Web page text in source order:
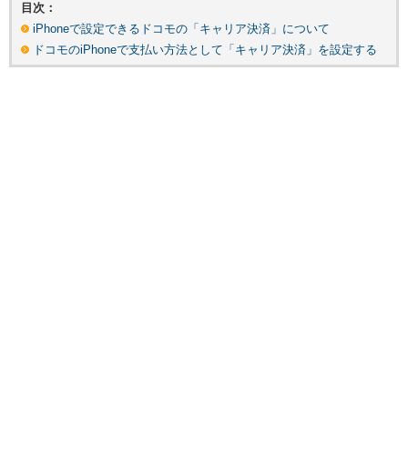
目次：
iPhoneで設定できるドコモの「キャリア決済」について
ドコモのiPhoneで支払い方法として「キャリア決済」を設定する